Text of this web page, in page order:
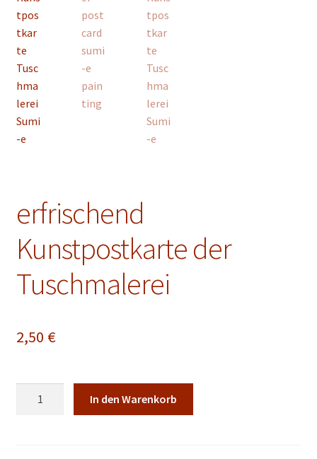
Konto Login
erfrischend
Kunstpostkarte der
Tuschmalerei
2,50 €
In den Warenkorb